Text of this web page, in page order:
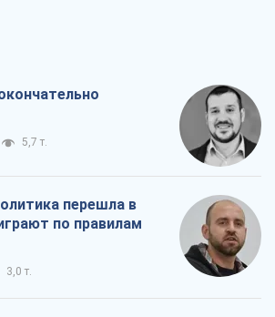
5,7 т.
перешла в
по правилам
3,0 т.